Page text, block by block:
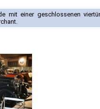
mit einer geschlossenen